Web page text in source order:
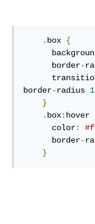
. box {
border-
border-radius 1
}
. box: hover
color:
border-
}